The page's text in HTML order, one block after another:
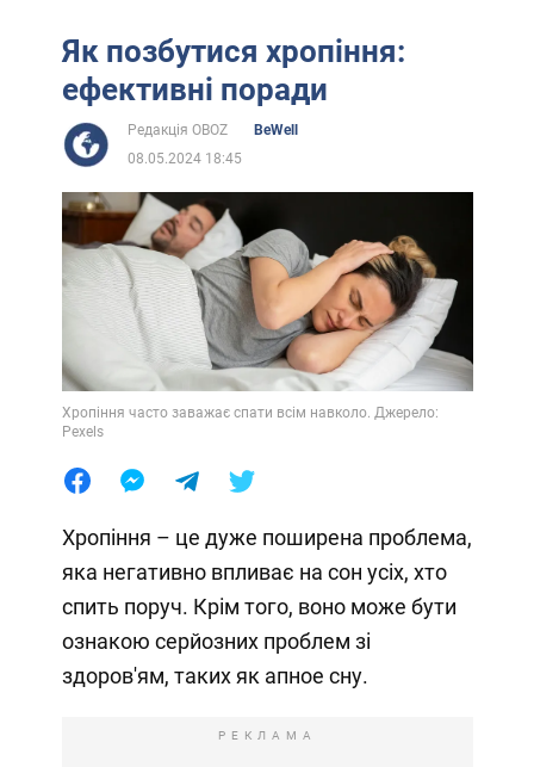
Як позбутися хропіння:
ефективні поради
Редакція OBOZ
BeWell
08.05.2024 18:45
Хропіння часто заважає спати всім навколо. Джерело:
Pexels
Хропіння – це дуже поширена проблема,
яка негативно впливає на сон усіх, хто
спить поруч. Крім того, воно може бути
ознакою серйозних проблем зі
здоров'ям, таких як апное сну.
РЕКЛАМА